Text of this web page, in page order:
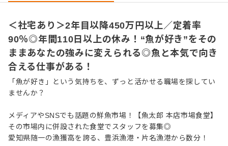
す！
＜社宅あり＞2年目以降450万円以上／定着率
90％◎年間110日以上の休み！“魚が好き”をその
ままあなたの強みに変えられる◎魚と本気で向き
合える仕事がある！
「魚が好き」という気持ちを、ずっと活かせる職場を探してい
ませんか？
メディアやSNSでも話題の鮮魚市場！【魚太郎 本店市場食堂】
その市場内に併設された食堂でスタッフを募集◎
愛知県随一の漁獲高を誇る、豊浜漁港・片名漁港から数分！